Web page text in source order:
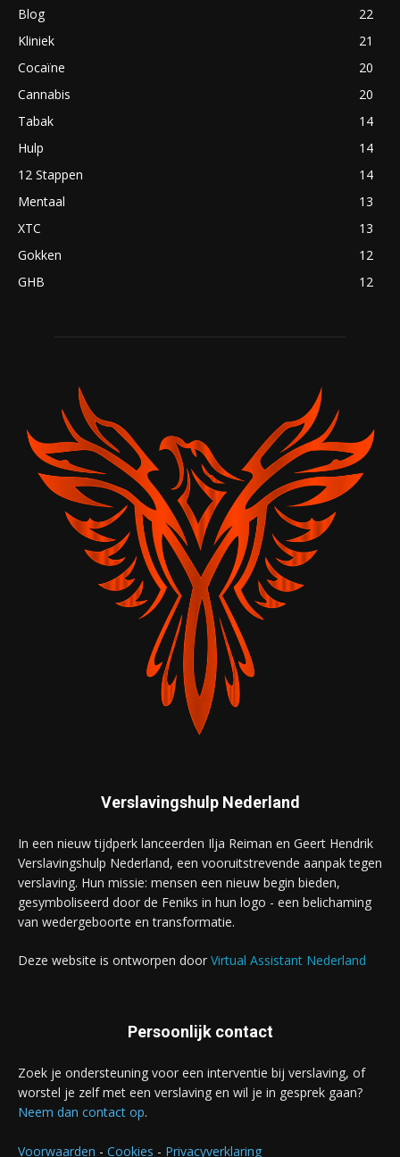
Blog
22
Kliniek
21
Cocaïne
20
Cannabis
20
Tabak
14
Hulp
14
12 Stappen
14
Mentaal
13
XTC
13
Gokken
12
GHB
12
Verslavingshulp Nederland
In een nieuw tijdperk lanceerden Ilja Reiman en Geert Hendrik
Verslavingshulp Nederland, een vooruitstrevende aanpak tegen
verslaving. Hun missie: mensen een nieuw begin bieden,
gesymboliseerd door de Feniks in hun logo - een belichaming
van wedergeboorte en transformatie.
Deze website is ontworpen door Virtual Assistant Nederland
Persoonlijk contact
Zoek je ondersteuning voor een interventie bij verslaving, of
worstel je zelf met een verslaving en wil je in gesprek gaan?
Neem dan contact op.
Voorwaarden - Cookies - Privacyverklaring